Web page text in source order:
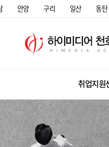
안양 구리 일산 동탄
취업지원